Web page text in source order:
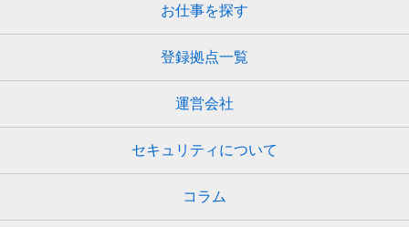
お仕事を探す
登録拠点一覧
運営会社
セキュリティについて
コラム